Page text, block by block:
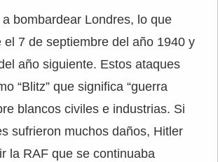
bombardear Londres, lo que
el 7 de septiembre del año 1940 y
año siguiente. Estos ataques
“Blitz” que significa “guerra
blancos civiles e industrias. Si
sufrieron muchos daños, Hitler
la RAF que se continuaba